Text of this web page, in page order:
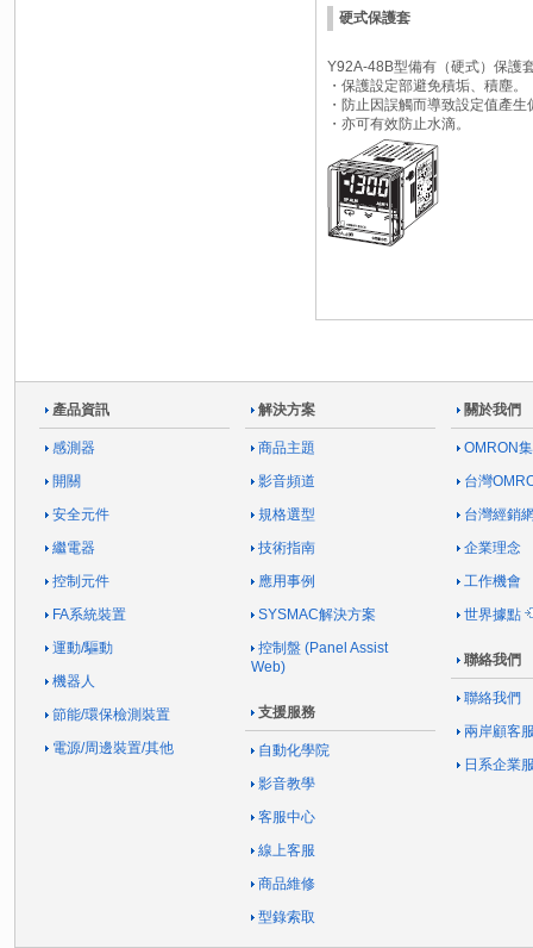
硬式保護套
Y92A-48B型備有（硬式）保護
・保護設定部避免積垢、積塵。
・防止因誤觸而導致設定值產生
・亦可有效防止水滴。
產品資訊
感測器
開關
安全元件
繼電器
控制元件
FA系統裝置
運動/驅動
機器人
節能/環保檢測裝置
電源/周邊裝置/其他
解決方案
商品主題
影音頻道
規格選型
技術指南
應用事例
SYSMAC解決方案
控制盤 (Panel Assist
Web)
支援服務
自動化學院
影音教學
客服中心
線上客服
商品維修
型錄索取
關於我們
OMRON
台灣
台灣經銷
企業理念
工作機會
世界據點
聯絡我們
聯絡我們
兩岸顧客
日系企業